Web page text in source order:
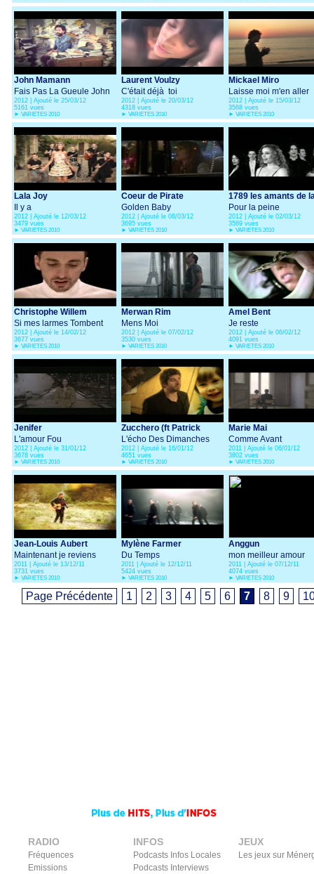
John Mamann
Fais Pas La Gueule John
2012 | Ajouté le 25/03/12
5161 vues
► VARIETES 2010
Laurent Voulzy
C'était déjà toi
2012 | Ajouté le 20/03/12
4318 vues
► VARIETES 2010
Mickael Miro
Laisse moi m'en aller
2012 | Ajouté le 15/03/12
3568 vues
► VARIETES 2010
Lala Joy
Il y a
2012 | Ajouté le 12/03/12
3479 vues
► VARIETES 2010
Coeur de Pirate
Golden Baby
2012 | Ajouté le 08/03/12
3695 vues
► VARIETES 2010
1789 les amants de
bastille
Pour la peine
2012 | Ajouté le 02/03/12
3589 vues
► VARIETES 2010
Christophe Willem
Si mes larmes Tombent
2012 | Ajouté le 14/02/12
3677 vues
► VARIETES 2010
Merwan Rim
Mens Moi
2012 | Ajouté le 07/02/12
3530 vues
► VARIETES 2010
Amel Bent
Je reste
2012 | Ajouté le 06/02/12
4091 vues
► VARIETES 2010
Jenifer
L'amour Fou
2012 | Ajouté le 31/01/12
3678 vues
► VARIETES 2010
Zucchero (ft Patrick
Fiori)
L'écho Des Dimanches
2012 | Ajouté le 16/01/12
4651 vues
► VARIETES 2010
Marie Mai
Comme Avant
2011 | Ajouté le 06/01/12
3802 vues
► VARIETES 2010
Jean-Louis Aubert
Maintenant je reviens
2011 | Ajouté le 13/12/11
3731 vues
► VARIETES 2010
Mylène Farmer
Du Temps
2011 | Ajouté le 12/12/11
5424 vues
► VARIETES 2010
Anggun
mon meilleur amour
2011 | Ajouté le 07/12/11
4074 vues
► VARIETES 2010
Page Précédente 1 2 3 4 5 6 7 8 9
RADIO
Fréquences
Emissions
INFOS
Podcasts Infos Locales
Podcasts Interviews
JEUX
Les jeux sur